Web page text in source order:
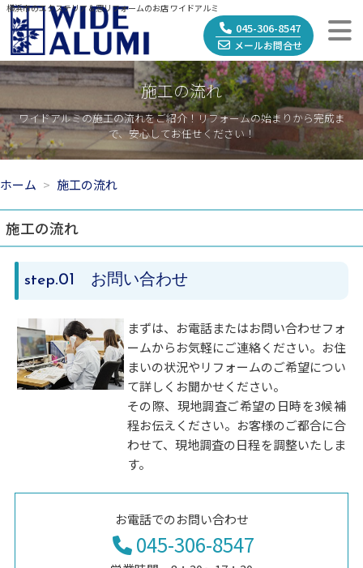
横浜市のエクステリア＆窓リフォームのお店 ワイドアルミ
045-306-8547
メールお問合せ
施工の流れ
ワイドアルミの施工の流れをご紹介！リフォームの始まりから完成ま
で、安心してお任せください！
ホーム 施工の流れ
施工の流れ
step.01 お問い合わせ
まずは、お電話またはお問い合わせフォ
ームからお気軽にご連絡ください。お住
まいの状況やリフォームのご希望につい
て詳しくお聞かせください。
その際、現地調査ご希望の日時を3候補
程お伝えください。お客様のご都合に合
わせて、現地調査の日程を調整いたしま
す。
お電話でのお問い合わせ
045-306-8547